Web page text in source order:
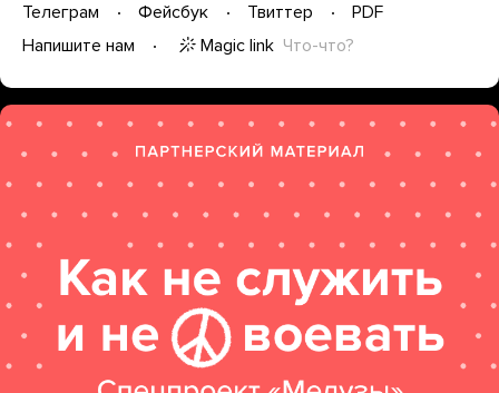
Телеграм Фейсбук Твиттер
PDF
Напишите нам
Magic link Что-что?